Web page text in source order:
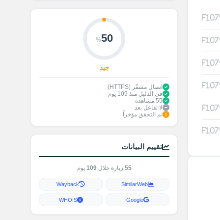
50
%
جيد
اتصال مشفّر (HTTPS)
في الدليل منذ 109 يوم
55 مشاهدة
لا تفاعل بعد
تم التحقق مؤخراً
تقييم البيانات
55 زيارة خلال109 يوم
SimilarWeb
Wayback
Google
WHOIS